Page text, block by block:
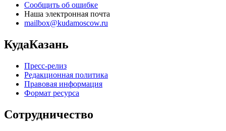
Сообщить об ошибке
Наша электронная почта
mailbox@kudamoscow.ru
КудаКазань
Пресс-релиз
Редакционная политика
Правовая информация
Формат ресурса
Сотрудничество